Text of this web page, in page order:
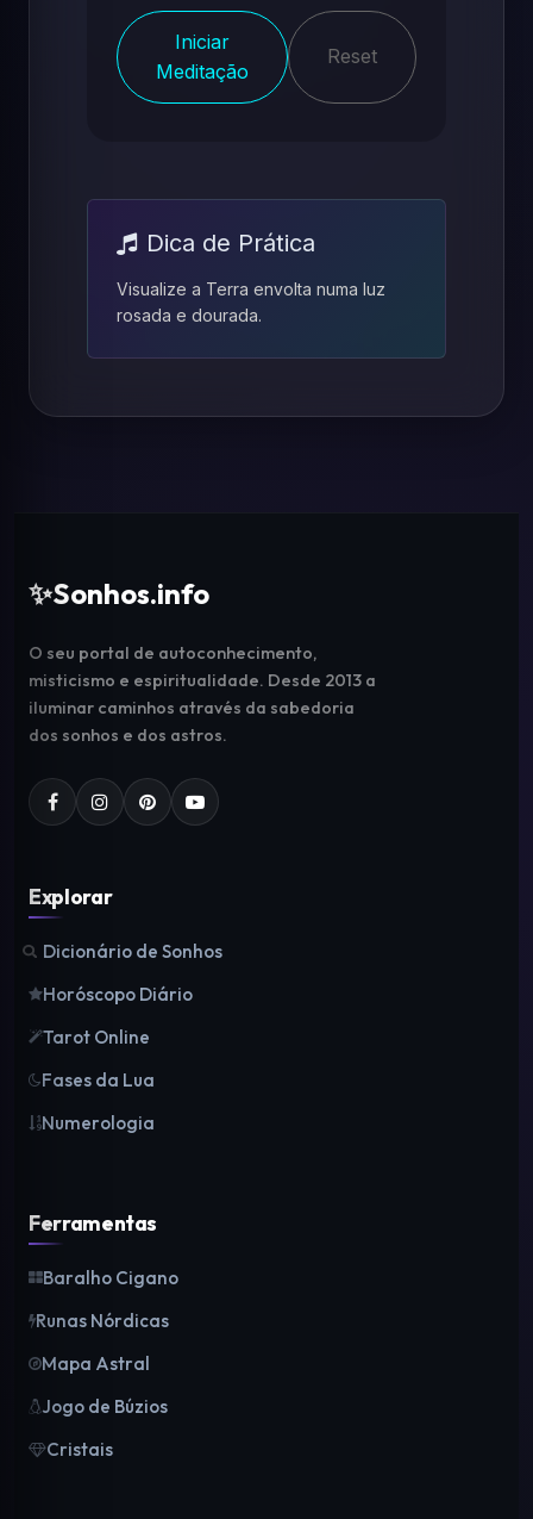
Iniciar
Meditação
Reset
Dica de Prática
Visualize a Terra envolta numa luz
rosada e dourada.
✨Sonhos.info
O seu portal de autoconhecimento,
misticismo e espiritualidade. Desde 2013 a
iluminar caminhos através da sabedoria
dos sonhos e dos astros.
Explorar
Dicionário de Sonhos
Horóscopo Diário
Tarot Online
Fases da Lua
Numerologia
Ferramentas
Baralho Cigano
Runas Nórdicas
Mapa Astral
Jogo de Búzios
Cristais